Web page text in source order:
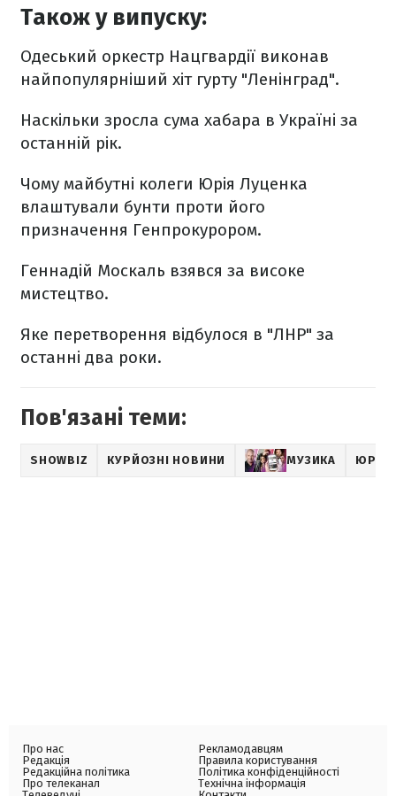
Також у випуску:
Одеський оркестр Нацгвардії виконав
найпопулярніший хіт гурту "Ленінград".
Наскільки зросла сума хабара в Україні за
останній рік.
Чому майбутні колеги Юрія Луценка
влаштували бунти проти його
призначення Генпрокурором.
Геннадій Москаль взявся за високе
мистецтво.
Яке перетворення відбулося в "ЛНР" за
останні два роки.
Пов'язані теми:
SHOWBIZ КУРЙОЗНІ НОВИНИ МУЗИКА ЮРІЙ
Про нас
Редакція
Редакційна політика
Про телеканал
Рекламодавцям
Правила користування
Політика конфіденційності
Технічна інформація